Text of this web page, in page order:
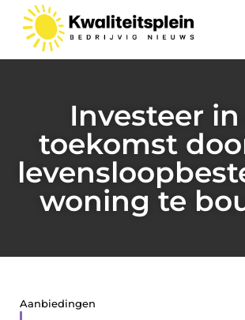
Investeer
toekomst
woning te
Aanbiedingen